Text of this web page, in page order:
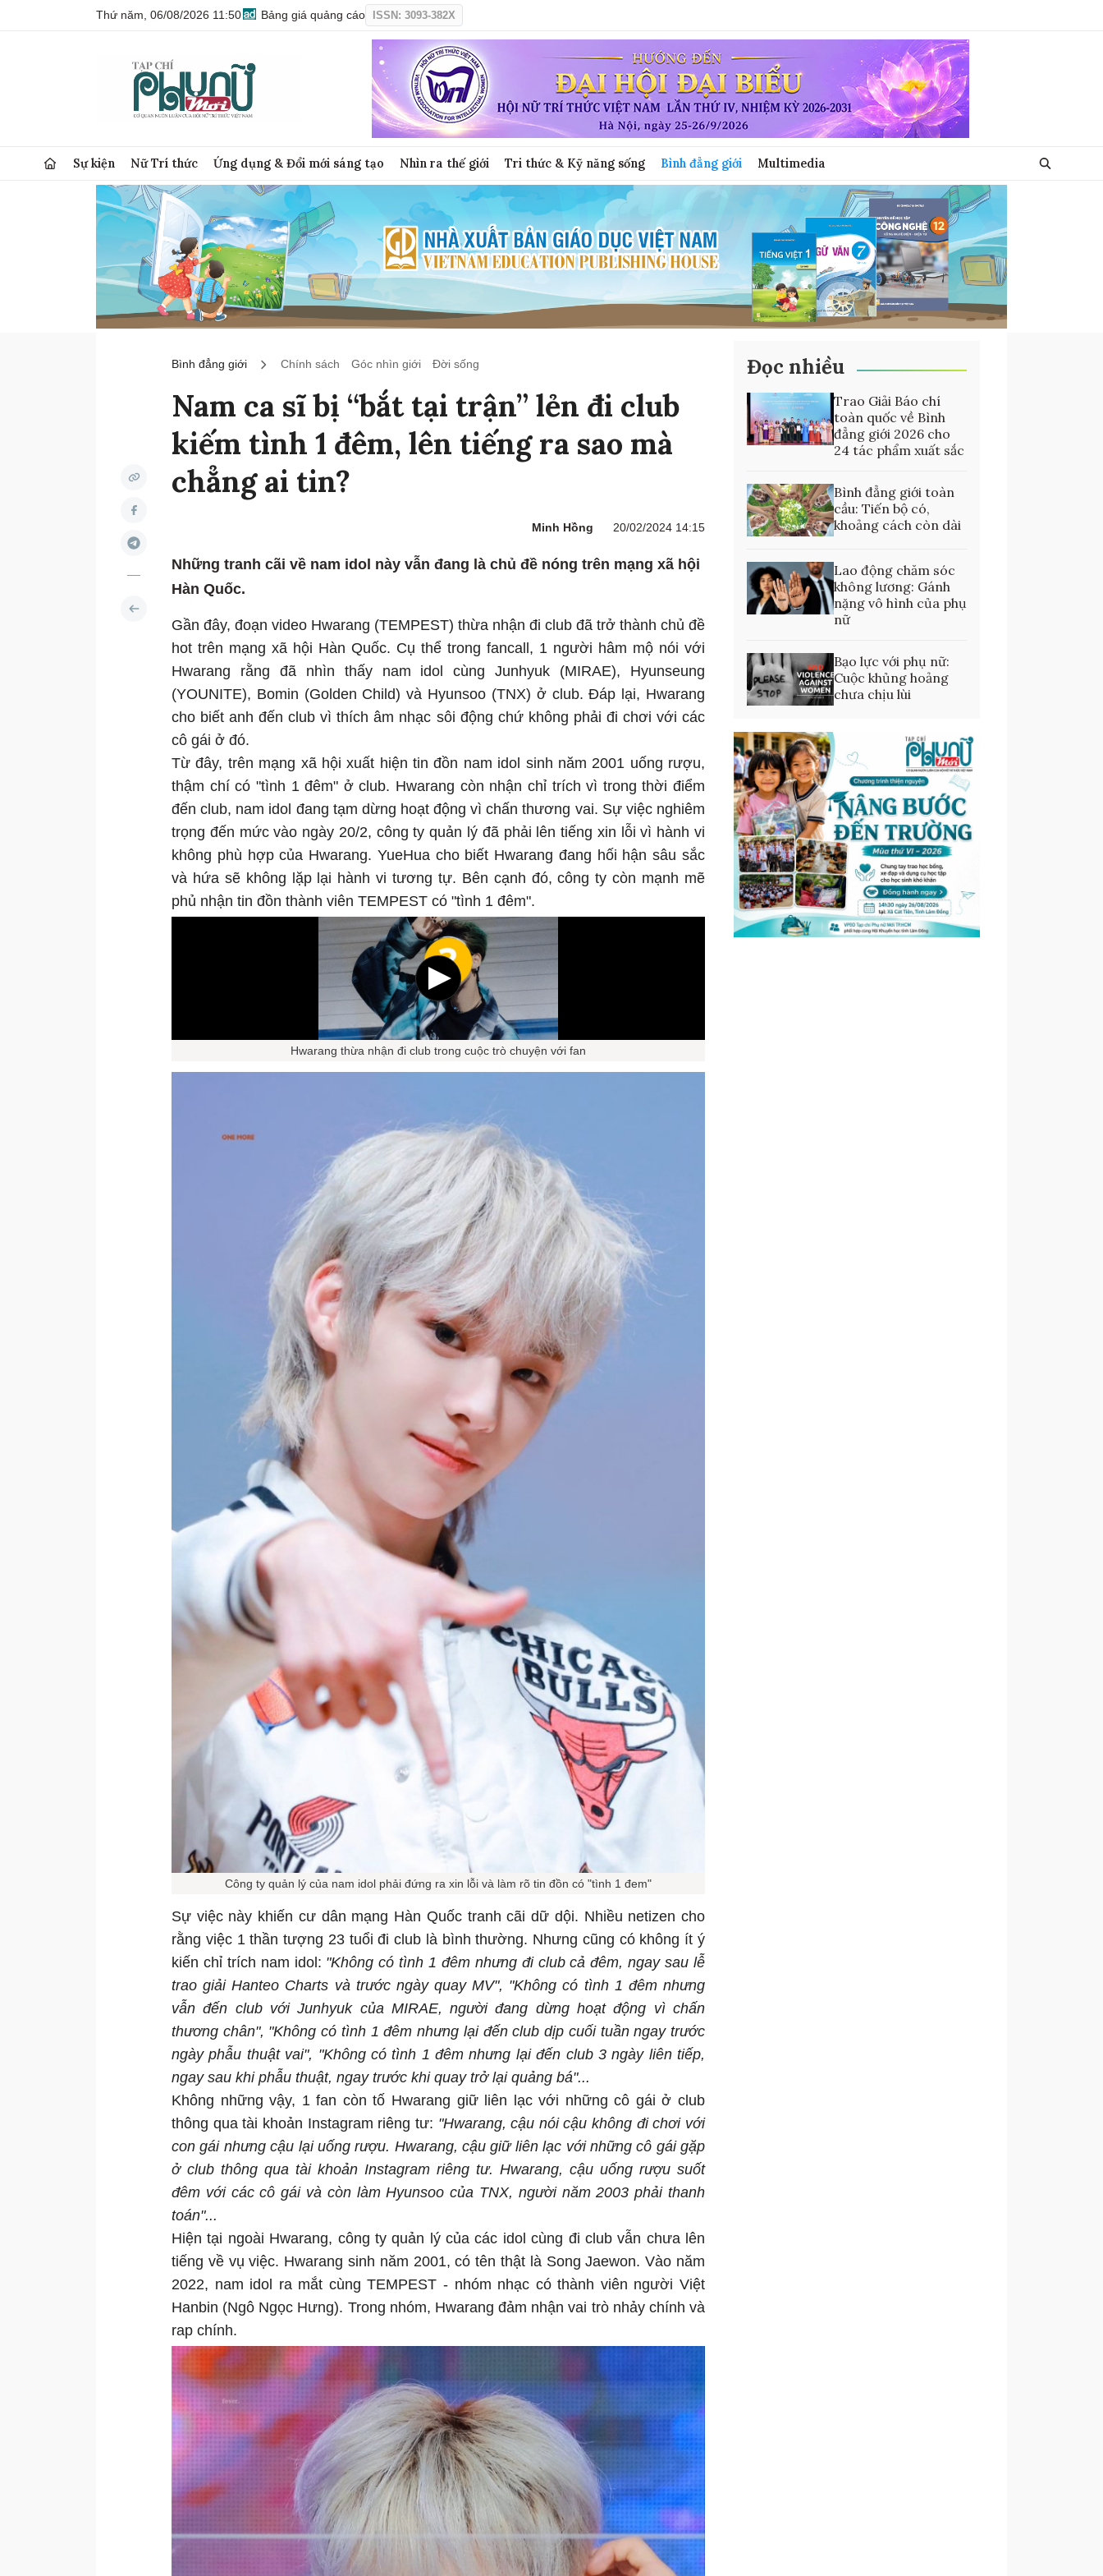
Thứ năm, 06/08/2026 11:50 Bảng giá quảng cáo ISSN: 3093-382X
Sự kiện Nữ Trí thức Ứng dụng & Đổi mới sáng tạo Nhìn ra thế giới Tri thức & Kỹ năng sống Bình đẳng giới Multimedia
Bình đẳng giới Chính sách Góc nhìn giới Đời sống
Nam ca sĩ bị “bắt tại trận” lẻn đi club
kiếm tình 1 đêm, lên tiếng ra sao mà
chẳng ai tin?
Minh Hồng 20/02/2024 14:15
Những tranh cãi về nam idol này vẫn đang là chủ đề nóng trên mạng xã hội
Hàn Quốc.
Gần đây, đoạn video Hwarang (TEMPEST) thừa nhận đi club đã trở thành chủ đề
hot trên mạng xã hội Hàn Quốc. Cụ thể trong fancall, 1 người hâm mộ nói với
Hwarang rằng đã nhìn thấy nam idol cùng Junhyuk (MIRAE), Hyunseung
(YOUNITE), Bomin (Golden Child) và Hyunsoo (TNX) ở club. Đáp lại, Hwarang
cho biết anh đến club vì thích âm nhạc sôi động chứ không phải đi chơi với các
cô gái ở đó.
Từ đây, trên mạng xã hội xuất hiện tin đồn nam idol sinh năm 2001 uống rượu,
thậm chí có "tình 1 đêm" ở club. Hwarang còn nhận chỉ trích vì trong thời điểm
đến club, nam idol đang tạm dừng hoạt động vì chấn thương vai. Sự việc nghiêm
trọng đến mức vào ngày 20/2, công ty quản lý đã phải lên tiếng xin lỗi vì hành vi
không phù hợp của Hwarang. YueHua cho biết Hwarang đang hối hận sâu sắc
và hứa sẽ không lặp lại hành vi tương tự. Bên cạnh đó, công ty còn mạnh mẽ
phủ nhận tin đồn thành viên TEMPEST có "tình 1 đêm".
Hwarang thừa nhận đi club trong cuộc trò chuyện với fan
Công ty quản lý của nam idol phải đứng ra xin lỗi và làm rõ tin đồn có "tình 1 đem"
Sự việc này khiến cư dân mạng Hàn Quốc tranh cãi dữ dội. Nhiều netizen cho
rằng việc 1 thần tượng 23 tuổi đi club là bình thường. Nhưng cũng có không ít ý
kiến chỉ trích nam idol: "Không có tình 1 đêm nhưng đi club cả đêm, ngay sau lễ
trao giải Hanteo Charts và trước ngày quay MV", "Không có tình 1 đêm nhưng
vẫn đến club với Junhyuk của MIRAE, người đang dừng hoạt động vì chấn
thương chân", "Không có tình 1 đêm nhưng lại đến club dịp cuối tuần ngay trước
ngày phẫu thuật vai", "Không có tình 1 đêm nhưng lại đến club 3 ngày liên tiếp,
ngay sau khi phẫu thuật, ngay trước khi quay trở lại quảng bá"...
Không những vậy, 1 fan còn tố Hwarang giữ liên lạc với những cô gái ở club
thông qua tài khoản Instagram riêng tư: "Hwarang, cậu nói cậu không đi chơi với
con gái nhưng cậu lại uống rượu. Hwarang, cậu giữ liên lạc với những cô gái gặp
ở club thông qua tài khoản Instagram riêng tư. Hwarang, cậu uống rượu suốt
đêm với các cô gái và còn làm Hyunsoo của TNX, người năm 2003 phải thanh
toán"...
Hiện tại ngoài Hwarang, công ty quản lý của các idol cùng đi club vẫn chưa lên
tiếng về vụ việc. Hwarang sinh năm 2001, có tên thật là Song Jaewon. Vào năm
2022, nam idol ra mắt cùng TEMPEST - nhóm nhạc có thành viên người Việt
Hanbin (Ngô Ngọc Hưng). Trong nhóm, Hwarang đảm nhận vai trò nhảy chính và
rap chính.
Đọc nhiều
Trao Giải Báo chí
toàn quốc về Bình
đẳng giới 2026 cho
24 tác phẩm xuất sắc
Bình đẳng giới toàn
cầu: Tiến bộ có,
khoảng cách còn dài
Lao động chăm sóc
không lương: Gánh
nặng vô hình của phụ
nữ
Bạo lực với phụ nữ:
Cuộc khủng hoảng
chưa chịu lùi